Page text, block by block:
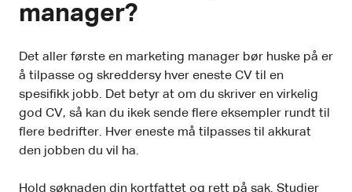
manager?
Det aller første en marketing manager bør huske på er
å tilpasse og skreddersy hver eneste CV til en
spesifikk jobb. Det betyr at om du skriver en virkelig
god CV, så kan du ikek sende flere eksempler rundt til
flere bedrifter. Hver eneste må tilpasses til akkurat
den jobben du vil ha.
Hold søknaden din kortfattet og rett på sak. Studier